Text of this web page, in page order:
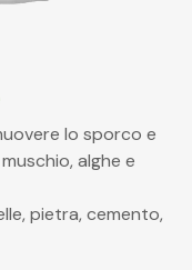
lo sporco e
alghe e
pietra, cemento,